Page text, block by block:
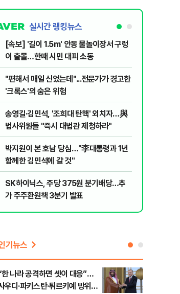
실시간 랭킹뉴스
[속보] '길이 1.5m' 안동 물놀이장서 구렁
이 출몰…한때 시민 대피 소동
"편해서 매일 신었는데"...전문가가 경고한
'크록스'의 숨은 위험
송영길·김민석, '조희대 탄핵' 외치자…與
법사위원들 "즉시 대법관 제청하라"
박지원이 본 호남 당심…"李대통령과 1년
함께한 김민석에 갈 것"
SK하이닉스, 주당 375원 분기배당…추
가 주주환원책 3분기 발표
기뉴스
나라 공격하면 셋이 대응”…
우디·파키스탄·튀르키예 방위동